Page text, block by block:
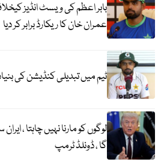
بابر اعظم کی ویسٹ انڈیز
عمران خان کا ریکارڈ برابر کر دیا
ٹیم میں تبدیلی کنڈیشن کی
لوگوں کو مارنا نہیں چاہتا ،
گا ، ڈونلڈ ٹرمپ